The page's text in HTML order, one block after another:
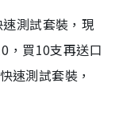
測試套裝，現
，買10支再送口
速測試套裝，